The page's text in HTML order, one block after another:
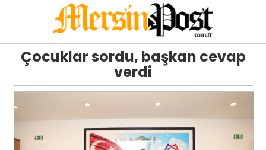
Çocuklar sordu, başkan cevap
verdi